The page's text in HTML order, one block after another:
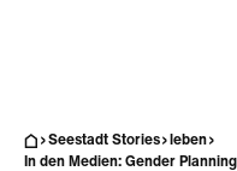
Seestadt Stories
leben
In den Medien: Gender